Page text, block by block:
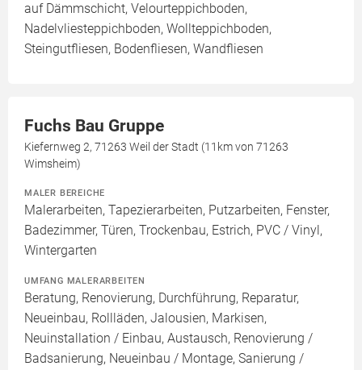
auf Dämmschicht, Velourteppichboden,
Nadelvliesteppichboden, Wollteppichboden,
Steingutfliesen, Bodenfliesen, Wandfliesen
Fuchs Bau Gruppe
Kiefernweg 2, 71263 Weil der Stadt (11km von 71263
Wimsheim)
MALER BEREICHE
Malerarbeiten, Tapezierarbeiten, Putzarbeiten, Fenster,
Badezimmer, Türen, Trockenbau, Estrich, PVC / Vinyl,
Wintergarten
UMFANG MALERARBEITEN
Beratung, Renovierung, Durchführung, Reparatur,
Neueinbau, Rollläden, Jalousien, Markisen,
Neuinstallation / Einbau, Austausch, Renovierung /
Badsanierung, Neueinbau / Montage, Sanierung /